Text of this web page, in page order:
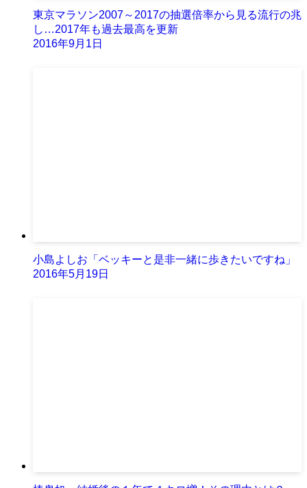
東京マラソン2007～2017の抽選倍率から見る流行の兆
し…2017年も過去最高を更新
2016年9月1日
小島よしお「ベッキーと是非一緒に歩きたいですね」
2016年5月19日